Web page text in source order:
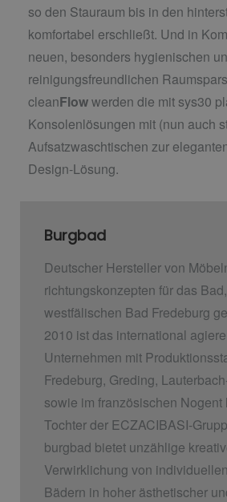
so den Stauraum bis in den
komfortabel erschließt. Und in
neuen, besonders hygienischen
reinigungsfreundlichen
cleanFlowwerden die mit sys30
Konsolenlösungen mit (nun auch
Aufsatzwaschtischen zur
Design-Lösung.
Burgbad
Deutscher Hersteller von
richtungskonzepten für das
westfälischen Bad Fredeburg
2010 ist das international
Unternehmen mit
Fredeburg, Greding,
sowie im französischen
Tochter der ECZACIBASI­-
burgbad bietet unzählige
Verwirklichung von
Bädern in hoher ästhetischer